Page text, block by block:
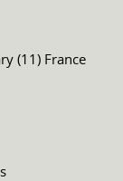
(11) France